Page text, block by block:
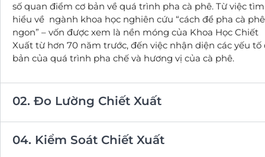
số quan điểm cơ bản về quá trình pha cà phê. Từ việc tìm
hiểu về ngành khoa học nghiên cứu “cách để pha cà phê
ngon” – vốn được xem là nền móng của Khoa Học Chiết
Xuất từ hơn 70 năm trước, đến việc nhận diện các yếu tố
bản của quá trình pha chế và hương vị của cà phê.
02. Đo Lường Chiết Xuất
04. Kiểm Soát Chiết Xuất